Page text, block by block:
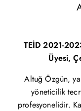
TEİD 2021-
Üyesi,
Altuğ Özgün,
yöneticilik
profesyonelidir.